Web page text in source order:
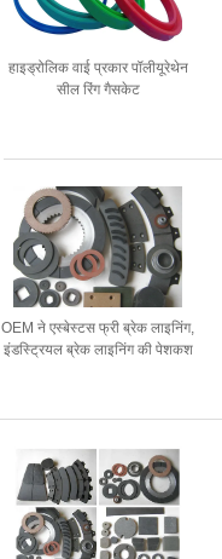
हाइड्रोलिक वाई प्रकार पॉलीयूरेथेन
सील रिंग गैसकेट
OEM ने एस्बेस्टस फ्री ब्रेक लाइनिंग,
इंडस्ट्रियल ब्रेक लाइनिंग की पेशकश